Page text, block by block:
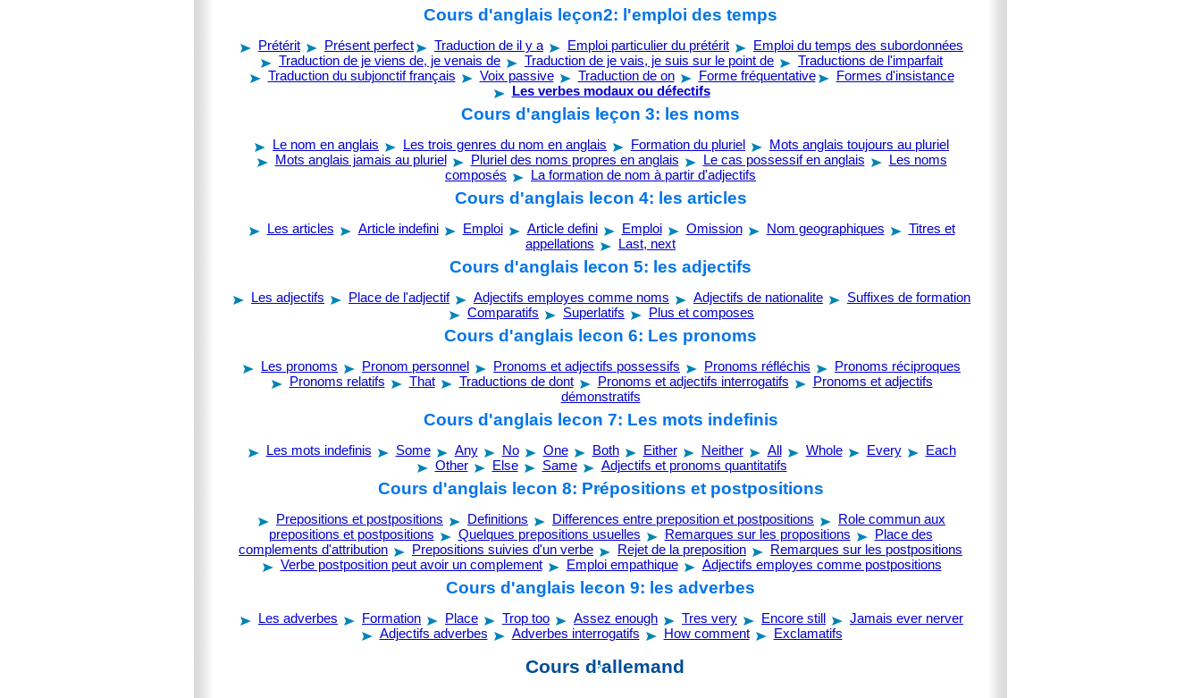
Cours d'anglais leçon2: l'emploi des temps
Prétérit Présent perfect Traduction de il y a Emploi particulier du prétérit
Emploi du temps des subordonnées
Traduction de je viens de, je venais de
Traduction de je vais, je suis sur le point de
Traductions de l'imparfait
Traduction du subjonctif français
Voix passive Traduction de on Forme fréquentative
Formes d'insistance
Les verbes modaux ou défectifs
Cours d'anglais leçon 3: les noms
Le nom en anglais Les trois genres du nom en anglais Formation du pluriel
Mots anglais toujours au pluriel
Mots anglais jamais au pluriel
Pluriel des noms propres en anglais Le cas possessif en anglais
Les noms
composés
La formation de nom à partir d'adjectifs
Cours d'anglais lecon 4: les articles
Les articles Article indefini Emploi Article defini Emploi Omission Nom geographiques
Titres et
appellations
Last, next
Cours d'anglais lecon 5: les adjectifs
Les adjectifs Place de l'adjectif Adjectifs employes comme noms Adjectifs de nationalite
Suffixes de formation
Comparatifs
Superlatifs Plus et composes
Cours d'anglais lecon 6: Les pronoms
Les pronoms Pronom personnel Pronoms et adjectifs possessifs Pronoms réfléchis
Pronoms réciproques
Pronoms relatifs
That Traductions de dont Pronoms et adjectifs interrogatifs
Pronoms et adjectifs
démonstratifs
Cours d'anglais lecon 7: Les mots indefinis
Les mots indefinis Some Any No One Both Either Neither All Whole Every
Each
Other
Else Same Adjectifs et pronoms quantitatifs
Cours d'anglais lecon 8: Prépositions et postpositions
Prepositions et postpositions Definitions Differences entre preposition et postpositions
Role commun aux
prepositions et postpositions
Quelques prepositions usuelles Remarques sur les propositions
Place des
complements d'attribution
Prepositions suivies d'un verbe Rejet de la preposition
Remarques sur les postpositions
Verbe postposition peut avoir un complement
Emploi empathique Adjectifs employes comme postpositions
Cours d'anglais lecon 9: les adverbes
Les adverbes Formation Place Trop too Assez enough Tres very Encore still
Jamais ever nerver
Adjectifs adverbes
Adverbes interrogatifs How comment Exclamatifs
Cours d'allemand